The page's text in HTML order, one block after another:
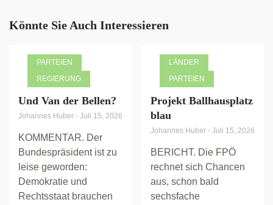
Könnte Sie Auch Interessieren
PARTEIEN
REGIERUNG
Und Van der Bellen?
Johannes Huber - Juli 15, 2026
KOMMENTAR. Der
Bundespräsident ist zu
leise geworden:
Demokratie und
Rechtsstaat brauchen
LÄNDER
PARTEIEN
Projekt Ballhausplatz
blau
Johannes Huber - Juli 15, 2026
BERICHT. Die FPÖ
rechnet sich Chancen
aus, schon bald
sechsfache